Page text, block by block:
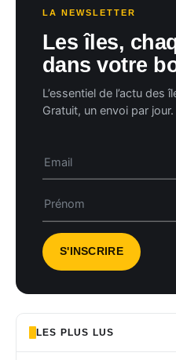
LA NEWSLETTER
Les îles,
dans votre
L’essentiel de l’actu des
Gratuit, un envoi par jour.
LES PLUS LUS